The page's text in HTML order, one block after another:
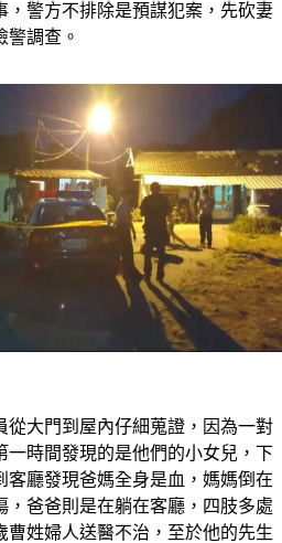
警調查。
一時間發現的是他們的小女兒，下
客廳發現爸媽全身是血，媽媽倒在
，爸爸則是在躺在客廳，四肢多處
曹姓婦人送醫不治，至於他的先生